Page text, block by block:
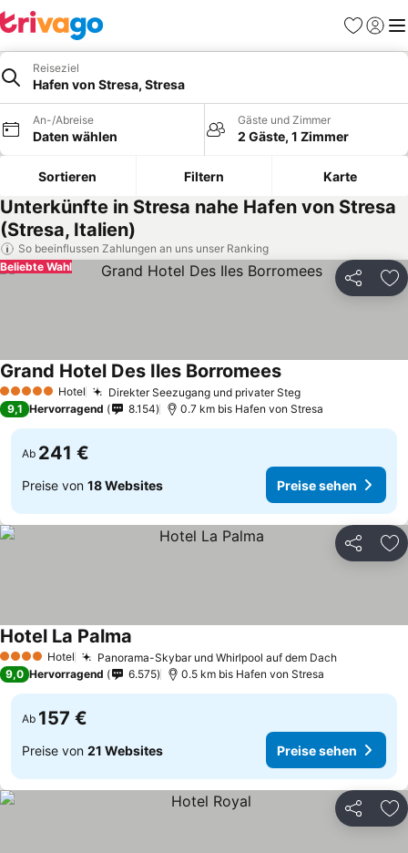
Favoriten
Reiseziel
Hafen von Stresa, Stresa
An-/Abreise
Daten wählen
Gäste und Zimmer
2 Gäste, 1 Zimmer
Sortieren Filtern Karte
Unterkünfte in Stresa nahe Hafen von Stresa
(Stresa, Italien)
So beeinflussen Zahlungen an uns unser Ranking
Teilen
Beliebte Wahl
5 Sterne Hotel Direkter Seezugang und privater Steg
Grand Hotel Des Iles Borromees
9,1 Hervorragend 8.154 0.7 km bis Hafen von Stresa
Ab 241 €
Preise von 18 Websites Preise sehen
Teilen
4 Sterne Hotel Panorama-Skybar und Whirlpool auf dem Dach
Hotel La Palma
9,0 Hervorragend 6.575 0.5 km bis Hafen von Stresa
Ab 157 €
Preise von 21 Websites Preise sehen
Teilen